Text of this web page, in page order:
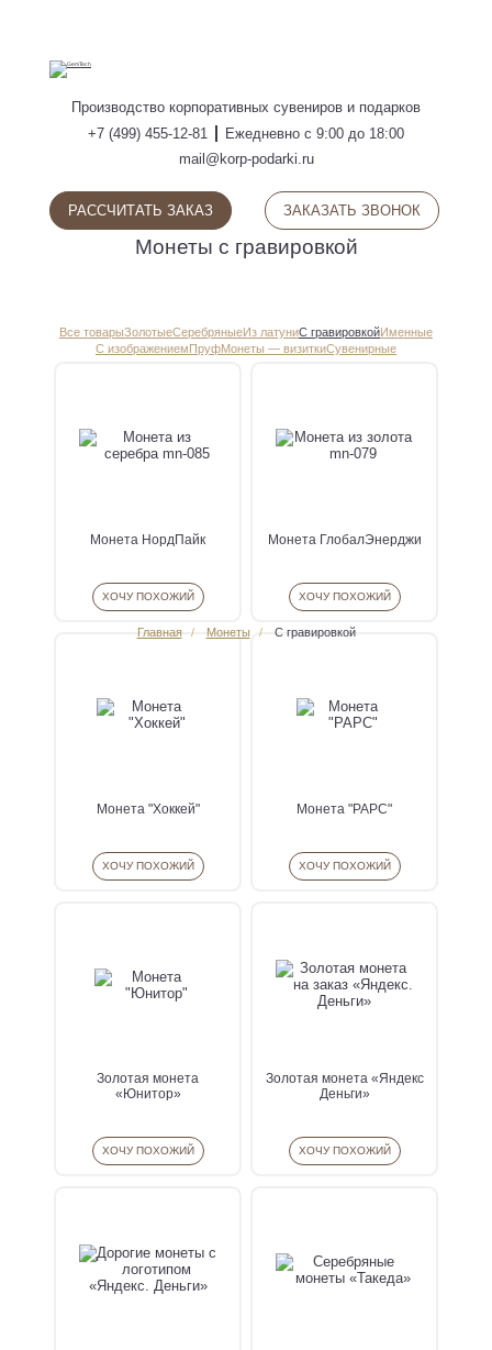
ПОИСК
Производство корпоративных сувениров и подарков
+7 (499) 455-12-81
Ежедневно с 9:00 до 18:00
mail@korp-podarki.ru
ЗАКАЗАТЬ ЗВОНОК
РАССЧИТАТЬ ЗАКАЗ
Главная Монеты С гравировкой
Монеты с гравировкой
Все товарыЗолотыеСеребряныеИз латуниС гравировкойИменные
С изображениемПруфМонеты — визиткиСувенирные
Монета НордПайк
ХОЧУ ПОХОЖИЙ
Монета ГлобалЭнерджи
ХОЧУ ПОХОЖИЙ
Монета "Хоккей"
ХОЧУ ПОХОЖИЙ
Монета "РАРС"
ХОЧУ ПОХОЖИЙ
Золотая монета
«Юнитор»
ХОЧУ ПОХОЖИЙ
Золотая монета «Яндекс
Деньги»
ХОЧУ ПОХОЖИЙ